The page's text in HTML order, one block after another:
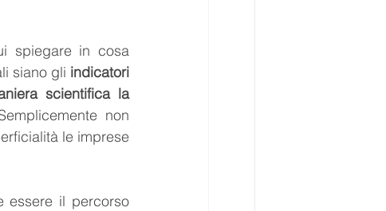
spiegare in cosa
siano gli indicatori
scientifica la
non
le imprese
essere il percorso